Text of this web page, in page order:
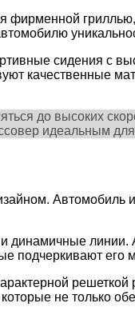
фирменной
сидения с
качественные
до высоких
идеальным
Автомобиль
линии.
подчеркивают его
не только